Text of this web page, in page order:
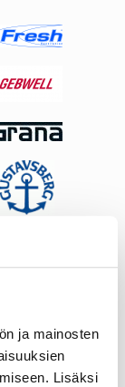
ja mainosten
Lisäksi